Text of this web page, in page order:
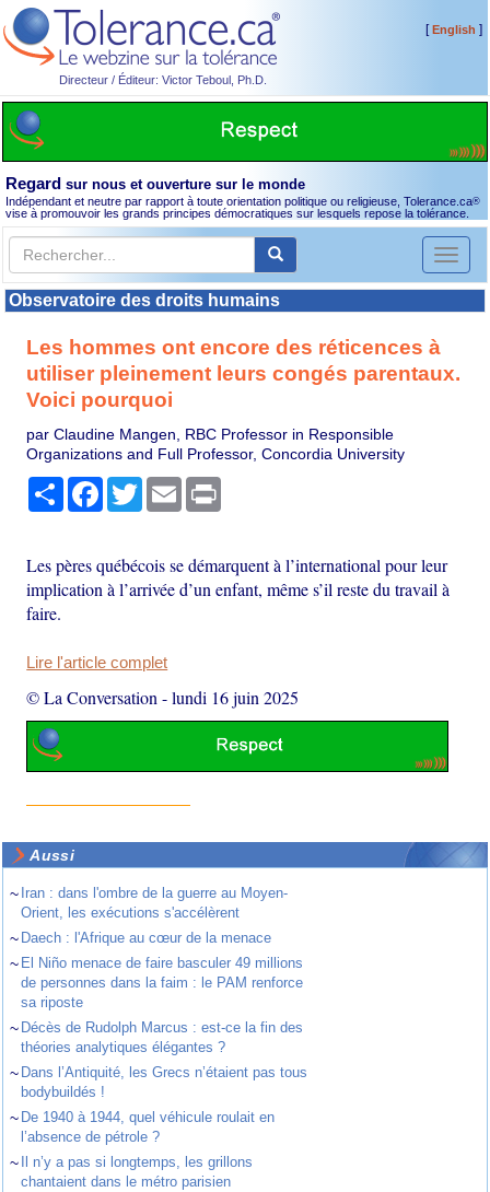
Directeur / Éditeur: Victor Teboul, Ph.D.
[English ]
Regard sur nous et ouverture sur le monde
Indépendant et neutre par rapport à toute orientation politique ou religieuse, Tolerance.ca®
vise à promouvoir les grands principes démocratiques sur lesquels repose la tolérance.
Toggle
Observatoire des droits humains
Les hommes ont encore des réticences à
utiliser pleinement leurs congés parentaux.
Voici pourquoi
par Claudine Mangen, RBC Professor in Responsible
Organizations and Full Professor, Concordia University
PartagerFacebook
TwitterEmail
Les pères québécois se démarquent à l’international pour leur
implication à l’arrivée d’un enfant, même s’il reste du travail à
faire.
Lire l'article complet
© La Conversation -lundi 16 juin 2025
Aussi
~ Iran : dans l'ombre de la guerre au Moyen-
Orient, les exécutions s'accélèrent
~ Daech : l'Afrique au cœur de la menace
~ El Niño menace de faire basculer 49 millions
de personnes dans la faim : le PAM renforce
sa riposte
~ Décès de Rudolph Marcus : est-ce la fin des
théories analytiques élégantes ?
~ Dans l’Antiquité, les Grecs n’étaient pas tous
bodybuildés !
~ De 1940 à 1944, quel véhicule roulait en
l’absence de pétrole ?
~
Il n’y a pas si longtemps, les grillons
chantaient dans le métro parisien